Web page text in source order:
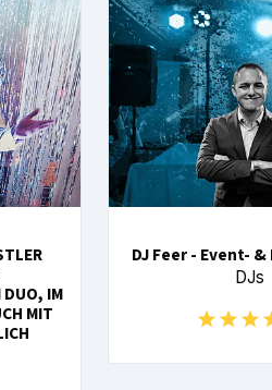
DUO, IM
MIT
DJ Feer - Event-
DJs